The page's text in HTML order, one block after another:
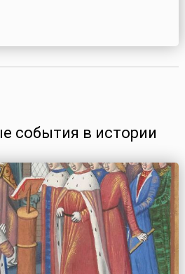
события в истории